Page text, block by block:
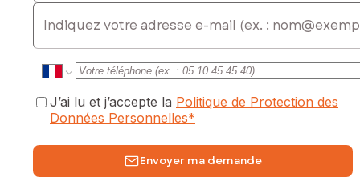
E-mail
J’ai lu et j’accepte la Politique de Protection des
Données Personnelles*
Envoyer ma demande